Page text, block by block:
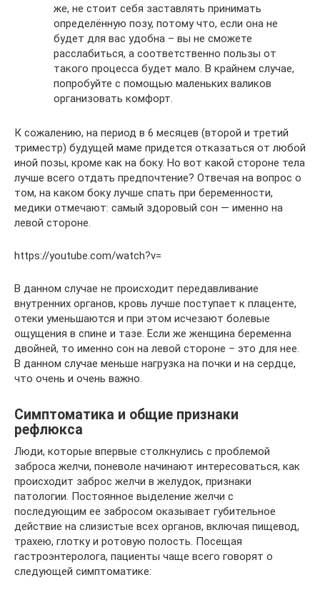
же, не стоит себя заставлять принимать
определённую позу, потому что, если она не
будет для вас удобна – вы не сможете
расслабиться, а соответственно пользы от
такого процесса будет мало. В крайнем случае,
попробуйте с помощью маленьких валиков
организовать комфорт.
К сожалению, на период в 6 месяцев (второй и третий
триместр) будущей маме придется отказаться от любой
иной позы, кроме как на боку. Но вот какой стороне тела
лучше всего отдать предпочтение? Отвечая на вопрос о
том, на каком боку лучше спать при беременности,
медики отмечают: самый здоровый сон — именно на
левой стороне.
https://youtube.com/watch?v=
В данном случае не происходит передавливание
внутренних органов, кровь лучше поступает к плаценте,
отеки уменьшаются и при этом исчезают болевые
ощущения в спине и тазе. Если же женщина беременна
двойней, то именно сон на левой стороне – это для нее.
В данном случае меньше нагрузка на почки и на сердце,
что очень и очень важно.
Симптоматика и общие признаки
рефлюкса
Люди, которые впервые столкнулись с проблемой
заброса желчи, поневоле начинают интересоваться, как
происходит заброс желчи в желудок, признаки
патологии. Постоянное выделение желчи с
последующим ее забросом оказывает губительное
действие на слизистые всех органов, включая пищевод,
трахею, глотку и ротовую полость. Посещая
гастроэнтеролога, пациенты чаще всего говорят о
следующей симптоматике: